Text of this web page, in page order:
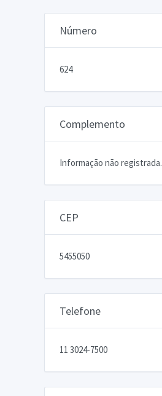
Número
624
Complemento
Informação não registrada.
CEP
5455050
Telefone
11 3024-7500